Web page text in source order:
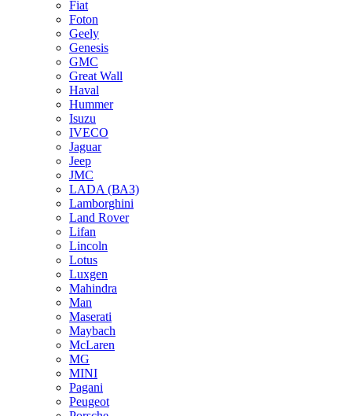
Fiat
Foton
Geely
Genesis
GMC
Great Wall
Haval
Hummer
Isuzu
IVECO
Jaguar
Jeep
JMC
LADA (ВАЗ)
Lamborghini
Land Rover
Lifan
Lincoln
Lotus
Luxgen
Mahindra
Man
Maserati
Maybach
McLaren
MG
MINI
Pagani
Peugeot